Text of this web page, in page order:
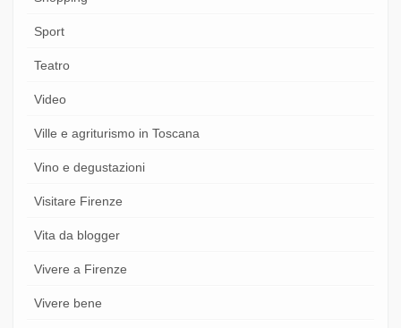
Sport
Teatro
Video
Ville e agriturismo in Toscana
Vino e degustazioni
Visitare Firenze
Vita da blogger
Vivere a Firenze
Vivere bene